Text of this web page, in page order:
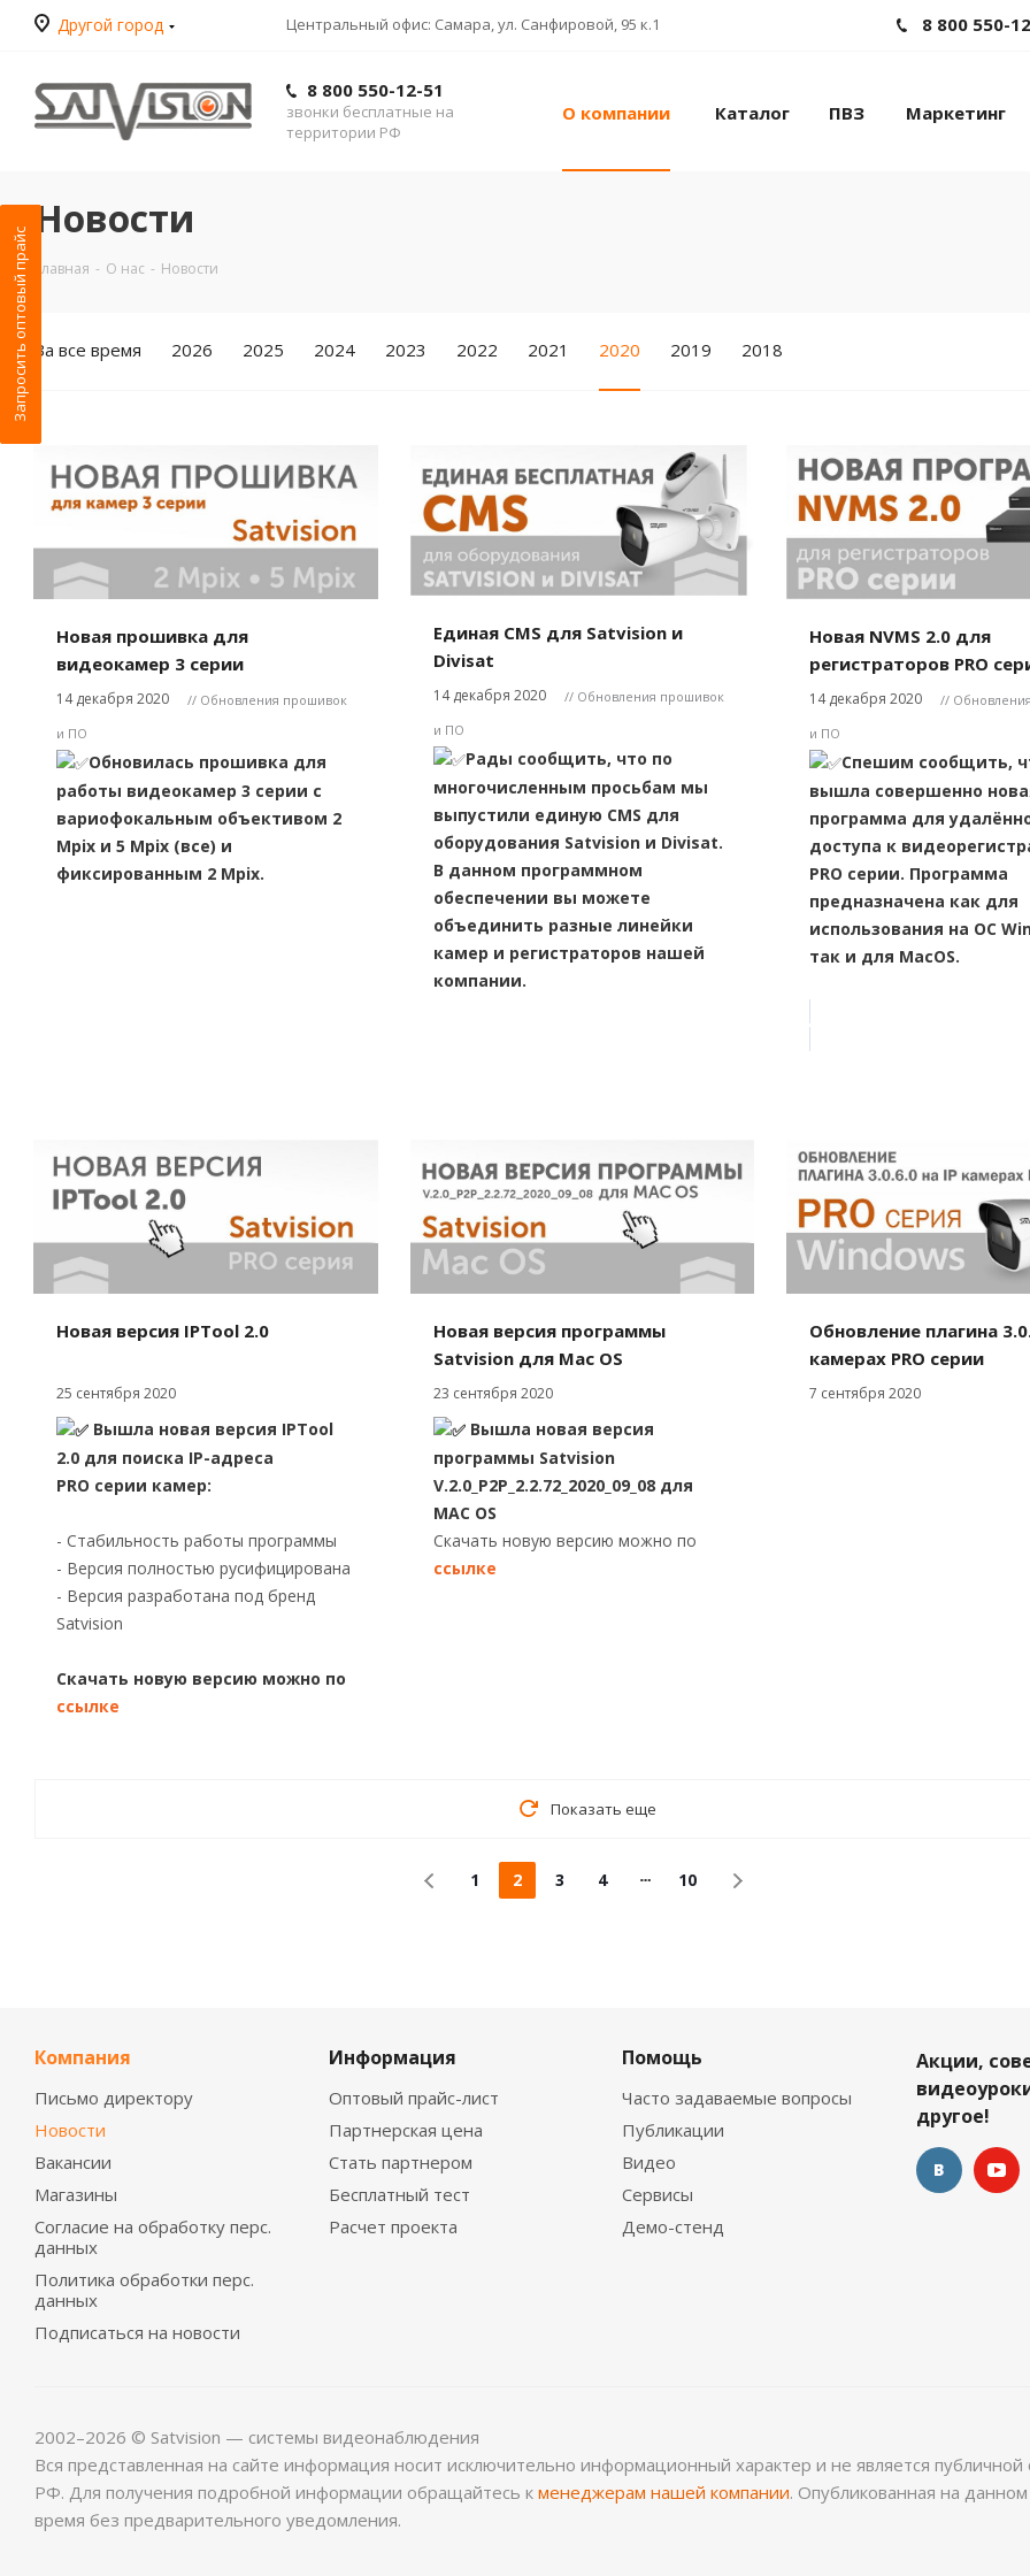
Другой город Центральный офис: Самара, ул. Санфировой, 95 к.1 8 800 550-
8 800 550-12-51
звонки бесплатные на
территории РФ
О компании Каталог ПВЗ Маркетинг
Новости
Главная - О нас - Новости
За все время 2026 2025 2024 2023 2022 2021 2020 2019 2018
Новая прошивка для
видеокамер 3 серии
14 декабря 2020
// Обновления прошивок
и ПО
Обновилась прошивка для
работы видеокамер 3 серии с
вариофокальным объективом 2
Mpix и 5 Mpix (все) и
фиксированным 2 Mpix.
Единая CMS для Satvision и
Divisat
14 декабря 2020
// Обновления прошивок
и ПО
Рады сообщить, что по
многочисленным просьбам мы
выпустили единую CMS для
оборудования Satvision и Divisat.
В данном программном
обеспечении вы можете
объединить разные линейки
камер и регистраторов нашей
компании.
Новая NVMS 2.0 для
регистраторов PRO
14 декабря 2020
//
и ПО
Спешим сообщить,
вышла совершенно
программа для
доступа к
PRO серии. Программа
предназначена как для
использования на ОС
так и для MacOS.
Новая версия IPTool 2.0
25 сентября 2020
Вышла новая версия IPTool
2.0 для поиска IP-адреса
PRO серии камер:
- Стабильность работы программы
- Версия полностью русифицирована
- Версия разработана под бренд
Satvision
Скачать новую версию можно по
ссылке
Новая версия программы
Satvision для Mac OS
23 сентября 2020
Вышла новая версия
программы Satvision
V.2.0_P2P_2.2.72_2020_09_08 для
МАС OS
Скачать новую версию можно по
ссылке
Обновление плагина
камерах PRO серии
7 сентября 2020
Показать еще
1 2 3 4 10
Компания
Письмо директору
Новости
Вакансии
Магазины
Согласие на обработку перс.
данных
Политика обработки перс.
данных
Подписаться на новости
Информация
Оптовый прайс-лист
Партнерская цена
Стать партнером
Бесплатный тест
Расчет проекта
Помощь
Часто задаваемые вопросы
Публикации
Видео
Сервисы
Демо-стенд
Акции,
другое!
2002–2026 © Satvision — системы видеонаблюдения
Вся представленная на сайте информация носит исключительно информационный характер и не является
РФ. Для получения подробной информации обращайтесь к менеджерам нашей компании. Опубликованная на
время без предварительного уведомления.
Запросить оптовый прайс